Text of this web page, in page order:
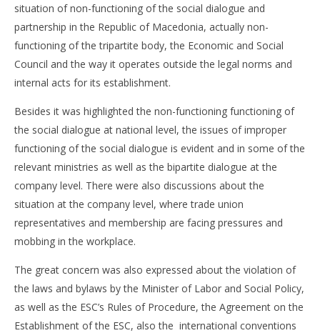
situation of non-functioning of the social dialogue and
partnership in the Republic of Macedonia, actually non-
functioning of the tripartite body, the Economic and Social
Council and the way it operates outside the legal norms and
internal acts for its establishment.
Besides it was highlighted the non-functioning functioning of
the social dialogue at national level, the issues of improper
functioning of the social dialogue is evident and in some of the
relevant ministries as well as the bipartite dialogue at the
company level. There were also discussions about the
situation at the company level, where trade union
representatives and membership are facing pressures and
mobbing in the workplace.
The great concern was also expressed about the violation of
the laws and bylaws by the Minister of Labor and Social Policy,
as well as the ESC’s Rules of Procedure, the Agreement on the
Establishment of the ESC, also the international conventions